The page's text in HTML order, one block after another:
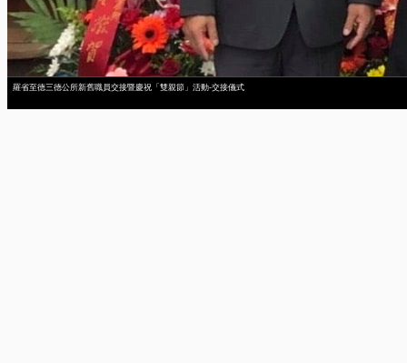
羅省至德三德公所新舊職員交接暨慶祝「雙親節」活動-交接儀式